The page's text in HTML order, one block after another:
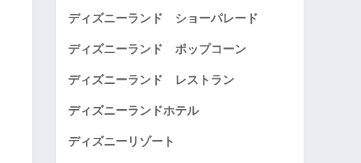
ディズニーランド ショーパレード
ディズニーランド ポップコーン
ディズニーランド レストラン
ディズニーランドホテル
ディズニーリゾート